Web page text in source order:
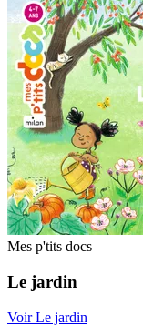
Mes p'tits docs
Le jardin
Voir Le jardin